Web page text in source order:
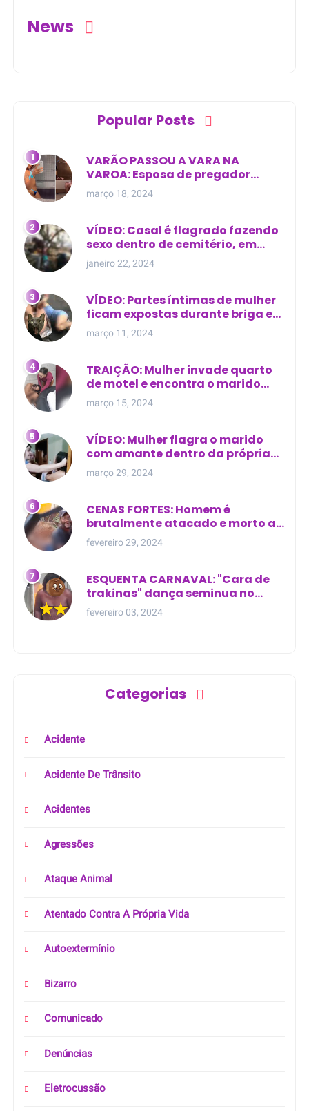
News
Popular Posts
VARÃO PASSOU A VARA NA
VAROA: Esposa de pregador
evangélico descobre
relacionamento extra-conjugal
março 18, 2024
VÍDEO: Casal é flagrado fazendo
sexo dentro de cemitério, em
cima de túmulo no Maranhão
janeiro 22, 2024
VÍDEO: Partes íntimas de mulher
ficam expostas durante briga em
Manaus
março 11, 2024
TRAIÇÃO: Mulher invade quarto
de motel e encontra o marido
com outra na cama
março 15, 2024
VÍDEO: Mulher flagra o marido
com amante dentro da própria
residência
março 29, 2024
CENAS FORTES: Homem é
brutalmente atacado e morto a
golpes de facão em joão lisboa
fevereiro 29, 2024
ESQUENTA CARNAVAL: "Cara de
trakinas" dança seminua no
meio da rua na Bahia
fevereiro 03, 2024
Categorias
Acidente
Acidente De Trânsito
Acidentes
Agressões
Ataque Animal
Atentado Contra A Própria Vida
Autoextermínio
Bizarro
Comunicado
Denúncias
Eletrocussão